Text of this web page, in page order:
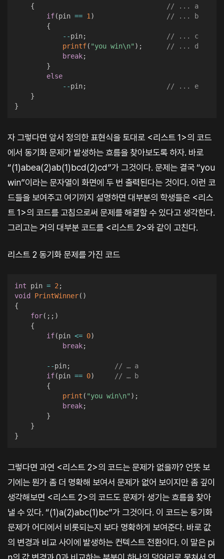
{
// ... a
if(pin == 1)
// ... b
{
--pin;
// ... c
printf( "you win\n" ) ;
// ... d
break;
}
else
--pin;
// ... e
}
}
자 그렇다면 앞서 정의한 표현식을 토대로 <리스트 1>의 코드
에서 동기화 문제가 발생하는 흐름을 찾아보도록 하자. 바로
“(1)abea(2)ab(1)bcd(2)cd”가 그것이다. 문제는 결국 “you
win”이라는 문자열이 화면에 두 번 출력된다는 것이다. 이런 코
드들을 보여주고 여기까지 설명하면 대부분의 학생들은 <리스
트 1>의 코드를 고침으로써 문제를 해결할 수 있다고 생각한다.
그리고는 거의 대부분 코드를 <리스트 2>와 같이 고친다.
리스트 2 동기화 문제를 가진 코드
int pin = 2;
void
PrintWinner( )
{
for( ; ; )
{
if(pin <= 0)
break;
--pin;
// … a
if(pin == 0)
// … b
{
print ( "you win\n" ) ;
break;
}
}
}
그렇다면 과연 <리스트 2>의 코드는 문제가 없을까? 언뜻 보
기에는 뭔가 좀 더 명확해 보여서 문제가 없어 보이지만 좀 깊이
생각해보면 <리스트 2>의 코드도 문제가 생기는 흐름을 찾아
낼 수 있다. “(1)a(2)abc(1)bc”가 그것이다. 이 코드는 동기화
문제가 어디에서 비롯되는지 보다 명확하게 보여준다. 바로 값
의 변경과 비교 사이에 발생하는 컨텍스트 전환이다. 이 말은 pi